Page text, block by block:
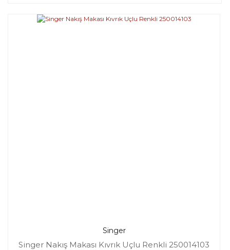
Singer
Singer Nakış Makası Kıvrık Uçlu Renkli 250014103